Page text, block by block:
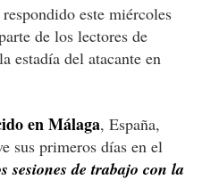
este miércoles
de los lectores de
estadía del atacante en
en Málaga, España,
sus primeros días en el
sesiones de trabajo con la